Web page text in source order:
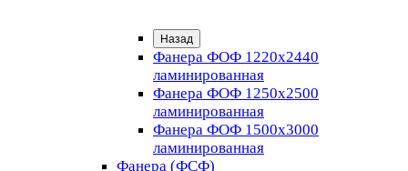
Назад
Фанера ФОФ 1220x2440
ламинированная
Фанера ФОФ 1250x2500
ламинированная
Фанера ФОФ 1500x3000
ламинированная
Фанера (ФСФ)